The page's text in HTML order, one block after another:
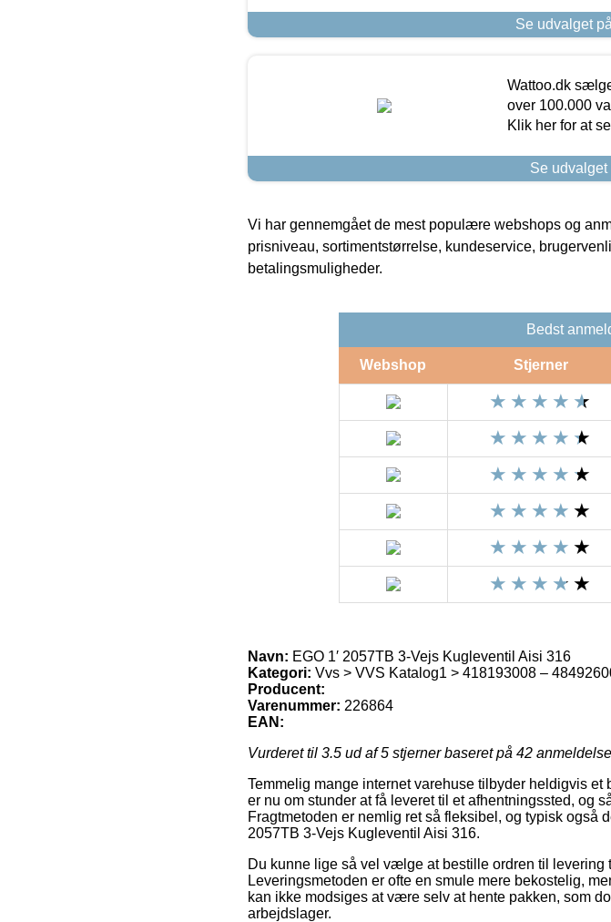
Se udvalget
Wattoo.dk
over 100.000
Klik her for at
Se udvalget
Vi har gennemgået de mest populære webshops og
prisniveau, sortimentstørrelse, kundeservice,
betalingsmuligheder.
Bedst
Webshop Stjerner
Navn: EGO 1′ 2057TB 3-Vejs Kugleventil Aisi 316
Kategori: Vvs > VVS Katalog1 > 418193008 –
Producent:
Varenummer: 226864
EAN:
Vurderet til 3.5 ud af 5 stjerner baseret på 42
Temmelig mange internet varehuse tilbyder heldigvis
er nu om stunder at få leveret til et afhentningssted, og
Fragtmetoden er nemlig ret så fleksibel, og typisk også
2057TB 3-Vejs Kugleventil Aisi 316.
Du kunne lige så vel vælge at bestille ordren til
Leveringsmetoden er ofte en smule mere bekostelig,
kan ikke modsiges at være selv at hente pakken, som
arbejdslager.